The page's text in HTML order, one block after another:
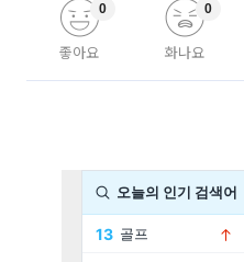
좋아요
0
화나요
0